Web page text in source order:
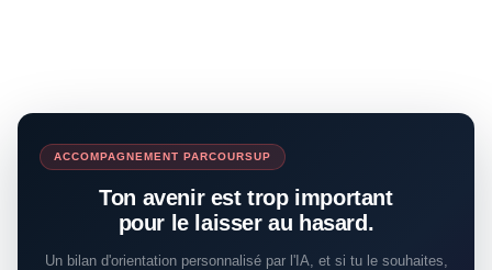
ACCOMPAGNEMENT PARCOURSUP
Ton avenir est trop important
pour le laisser au hasard.
Un bilan d'orientation personnalisé par l'IA, et si tu le souhaites,